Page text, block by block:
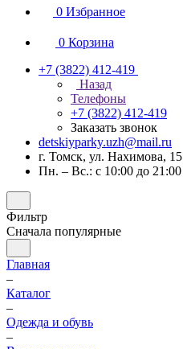
0 Избранное
0 Корзина
+7 (3822) 412-419
Назад
Телефоны
+7 (3822) 412-419
Заказать звонок
detskiyparky.uzh@mail.ru
г. Томск, ул. Нахимова, 15
Пн. – Вс.: с 10:00 до 21:00
Фильтр
Сначала популярные
Главная
–
Каталог
–
Одежда и обувь
–